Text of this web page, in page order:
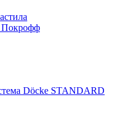
Покрофф
Döcke STANDARD